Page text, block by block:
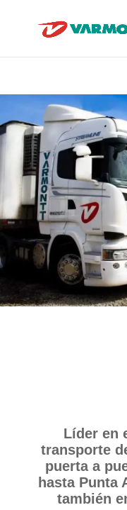
Líder en
transporte
puerta a
hasta Punta
también